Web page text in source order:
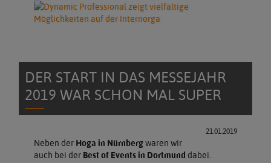
DER START IN DAS MESSEJAHR
2019 WAR SCHON MAL SUPER
21.01.2019
Neben der Hoga in Nürnbergwaren wir
auch bei der Best of Events in Dortmund dabei.